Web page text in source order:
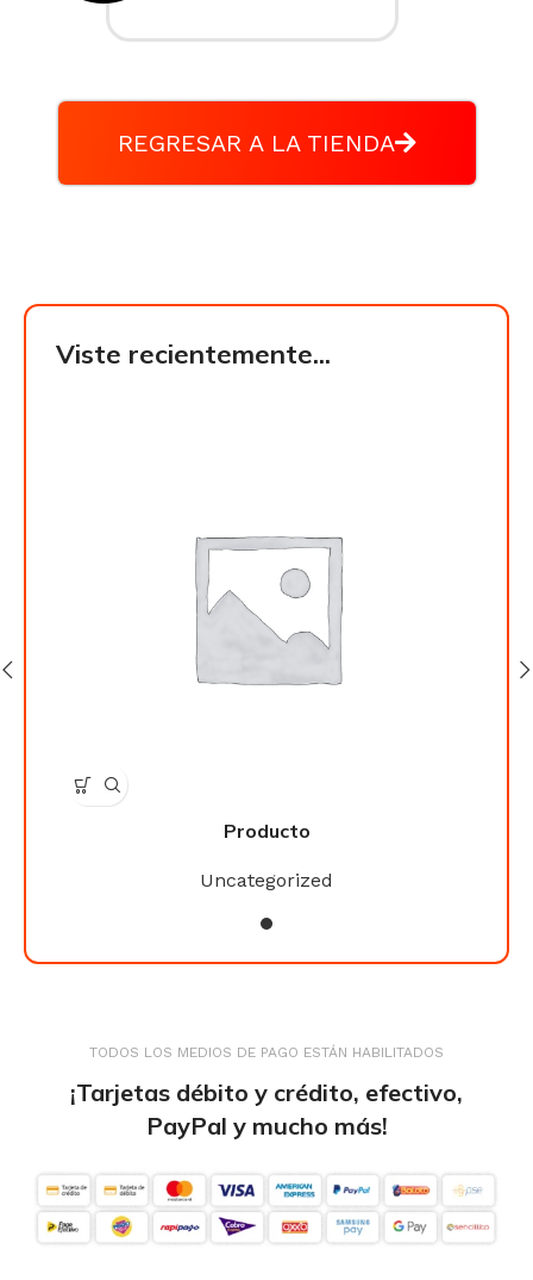
REGRESAR A LA TIENDA
Viste recientemente...
Producto
Uncategorized
TODOS LOS MEDIOS DE PAGO ESTÁN HABILITADOS
¡Tarjetas débito y crédito, efectivo,
PayPal y mucho más!